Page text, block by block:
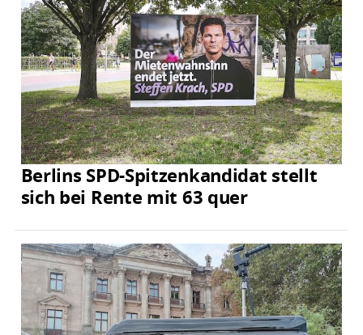
Berlins SPD-Spitzenkandidat stellt
sich bei Rente mit 63 quer